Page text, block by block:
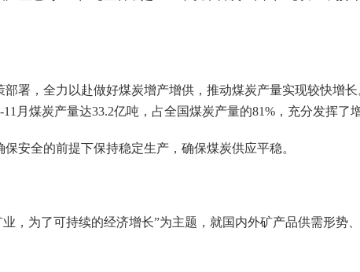
，全力以赴做好煤炭增产增供，推动煤炭产量实现较快增长
煤炭产量达33.2亿吨，占全国煤炭产量的81%，充分发挥了
全的前提下保持稳定生产，确保煤炭供应平稳。
为了可持续的经济增长”为主题，就国内外矿产品供需形势